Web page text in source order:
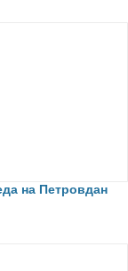
на Петровдан